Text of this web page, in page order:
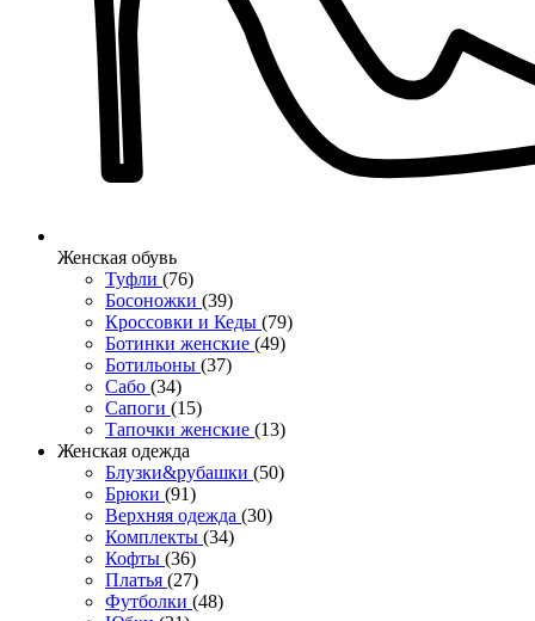
Женcкая обувь
Туфли (76)
Босоножки (39)
Кроссовки и Кеды (79)
Ботинки женские (49)
Ботильоны (37)
Сабо (34)
Сапоги (15)
Тапочки женские (13)
Женская одежда
Блузки&рубашки (50)
Брюки (91)
Верхняя одежда (30)
Комплекты (34)
Кофты (36)
Платья (27)
Футболки (48)